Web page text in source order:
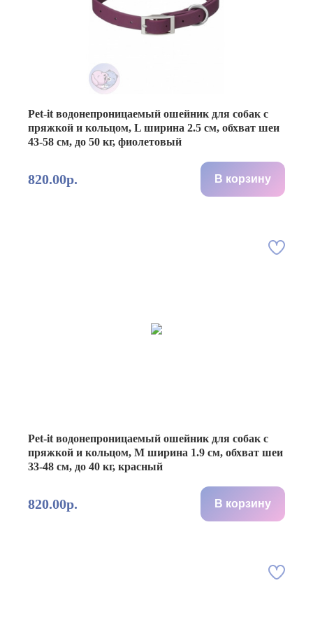
Pet-it водонепроницаемый ошейник для собак с
пряжкой и кольцом, L ширина 2.5 см, обхват шеи
43-58 см, до 50 кг, фиолетовый
820.00р. В корзину
Pet-it водонепроницаемый ошейник для собак с
пряжкой и кольцом, M ширина 1.9 см, обхват шеи
33-48 см, до 40 кг, красный
820.00р. В корзину